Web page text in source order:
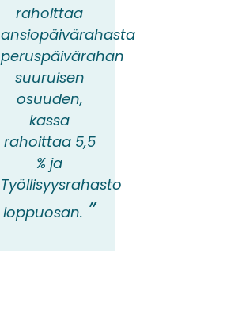
rahoittaa
ansiopäivärahasta
peruspäivärahan
suuruisen
osuuden,
kassa
rahoittaa 5,5
% ja
Työllisyysrahasto
loppuosan.